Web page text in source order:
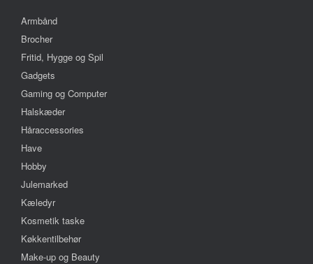
Armbånd
Brocher
Fritid, Hygge og Spil
Gadgets
Gaming og Computer
Halskæder
Håraccessories
Have
Hobby
Julemarked
Kæledyr
Kosmetik taske
Køkkentilbehør
Make-up og Beauty